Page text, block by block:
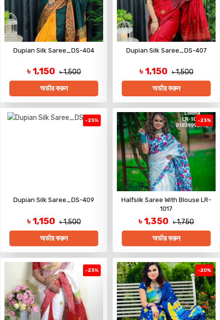
Dupian Silk Saree_DS-404
৳ 1,150 ৳ 1,500
অর্ডার করুন
Dupian Silk Saree_DS-407
৳ 1,150 ৳ 1,500
অর্ডার করুন
-23%
Dupian Silk Saree_DS-409
৳ 1,150 ৳ 1,500
অর্ডার করুন
-23%
Halfsilk Saree With Blouse LR-
1017
৳ 1,350 ৳ 1,750
অর্ডার করুন
-23% -20%